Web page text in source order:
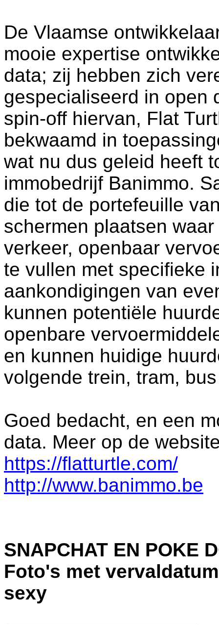
De Vlaamse
mooie expertise
data; zij hebben zich
gespecialiseerd in open
spin-off hiervan, Flat
bekwaamd in
wat nu dus geleid heeft
immobedrijf Banimmo.
die tot de portefeuille
schermen plaatsen
verkeer, openbaar
te vullen met specifieke
aankondigingen van
kunnen potentiële
openbare
en kunnen huidige
volgende trein, tram,
Goed bedacht, en een
data. Meer op de
https://flatturtle.com/
http://www.banimmo.be
SNAPCHAT EN POKE
Foto's met
sexy